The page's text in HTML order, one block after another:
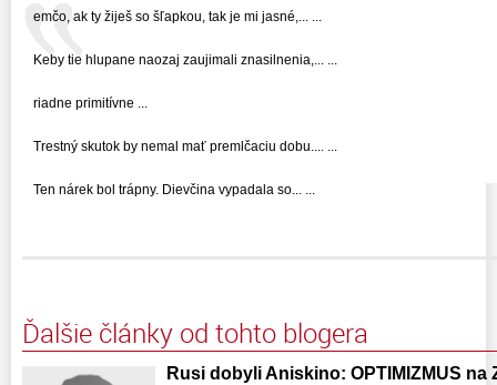
emčo, ak ty žiješ so šľapkou, tak je mi jasné,... ...
Keby tie hlupane naozaj zaujimali znasilnenia,... ...
riadne primitívne ...
Trestný skutok by nemal mať premlčaciu dobu.... ...
Ten nárek bol trápny. Dievčina vypadala so... ...
Ďalšie články od tohto blogera
Rusi dobyli Aniskino: OPTIMIZMUS na